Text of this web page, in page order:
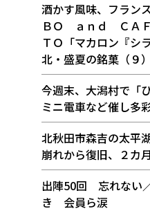
酒かす風味、フラン
ＢＯ ａｎｄ ＣＡ
ＴＯ「マカロン『
北・盛夏の銘菓（９）
今週末、大潟村で「
ミニ電車など催し多
北秋田市森吉の太
崩れから復旧、２カ
出陣50回 忘れない
き 会員ら涙